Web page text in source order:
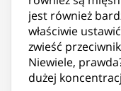
jest również
właściwie
zwieść
Niewiele,
dużej